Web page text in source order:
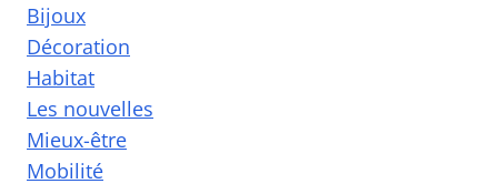
Bijoux
Décoration
Habitat
Les nouvelles
Mieux-être
Mobilité